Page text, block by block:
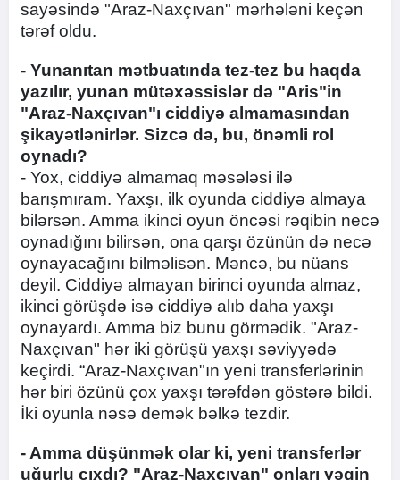
sayəsində "Araz-Naxçıvan" mərhələni keçən
tərəf oldu.
- Yunanıtan mətbuatında tez-tez bu haqda
yazılır, yunan mütəxəssislər də "Aris"in
"Araz-Naxçıvan"ı ciddiyə almamasından
şikayətlənirlər. Sizcə də, bu, önəmli rol
oynadı?
- Yox, ciddiyə almamaq məsələsi ilə
barışmıram. Yaxşı, ilk oyunda ciddiyə almaya
bilərsən. Amma ikinci oyun öncəsi rəqibin necə
oynadığını bilirsən, ona qarşı özünün də necə
oynayacağını bilməlisən. Məncə, bu nüans
deyil. Ciddiyə almayan birinci oyunda almaz,
ikinci görüşdə isə ciddiyə alıb daha yaxşı
oynayardı. Amma biz bunu görmədik. "Araz-
Naxçıvan" hər iki görüşü yaxşı səviyyədə
keçirdi. “Araz-Naxçıvan"ın yeni transferlərinin
hər biri özünü çox yaxşı tərəfdən göstərə bildi.
İki oyunla nəsə demək bəlkə tezdir.
- Amma düşünmək olar ki, yeni transferlər
uğurlu çıxdı? "Araz-Naxçıvan" onları yəqin